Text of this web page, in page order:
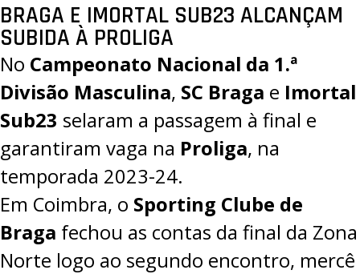
BRAGA E IMORTAL SUB23 ALCANÇAM
SUBIDA À PROLIGA
No Campeonato Nacional da 1.ª
Divisão Masculina, SC Braga e Imortal
Sub23 selaram a passagem à final e
garantiram vaga na Proliga, na
temporada 2023-24.
Em Coimbra, o Sporting Clube de
Braga fechou as contas da final da Zona
Norte logo ao segundo encontro, mercê